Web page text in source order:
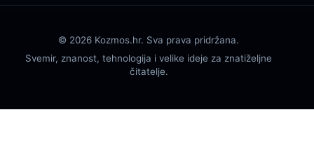
© 2026 Kozmos.hr. Sva prava pridržana.
Svemir, znanost, tehnologija i velike ideje za znatiželjne
čitatelje.